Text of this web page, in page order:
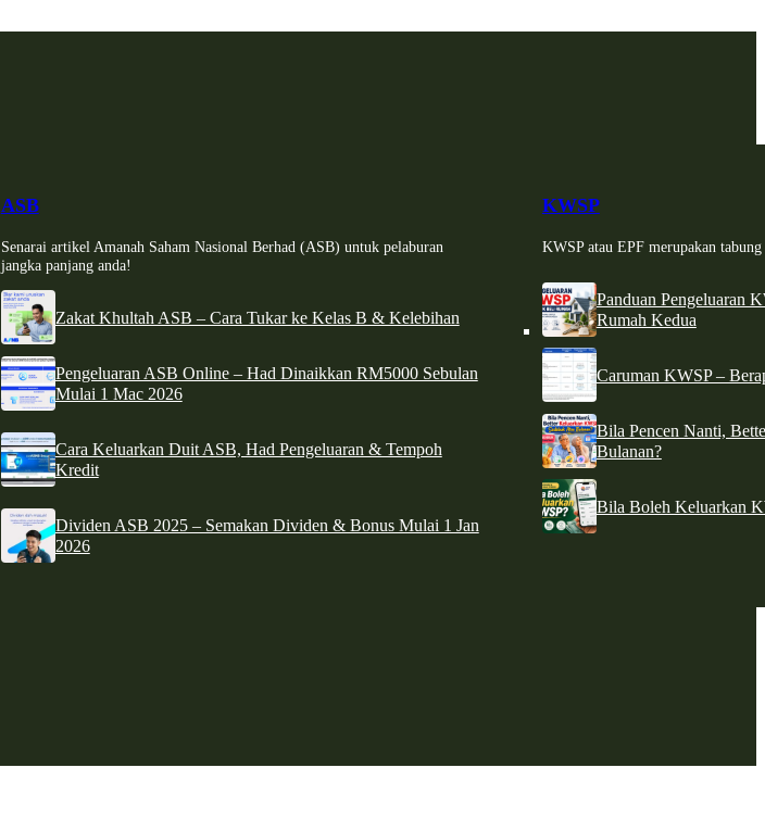
ASB
Senarai artikel Amanah Saham Nasional Berhad (ASB) untuk pelaburan
jangka panjang anda!
Zakat Khultah ASB – Cara Tukar ke Kelas B & Kelebihan
Pengeluaran ASB Online – Had Dinaikkan RM5000 Sebulan
Mulai 1 Mac 2026
Cara Keluarkan Duit ASB, Had Pengeluaran & Tempoh
Kredit
Dividen ASB 2025 – Semakan Dividen & Bonus Mulai 1 Jan
2026
KWSP
KWSP atau EPF merupakan
Panduan Pengeluaran
Rumah Kedua
Caruman KWSP –
Bila Pencen Nanti,
Bulanan?
Bila Boleh Keluarkan